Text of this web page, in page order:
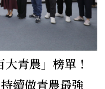
青農」榜單！
續做青農最強